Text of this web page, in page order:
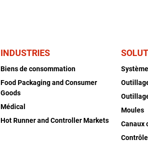
INDUSTRIES
Biens de consommation
Food Packaging and Consumer
Goods
Médical
Hot Runner and Controller Markets
Moules
Canaux